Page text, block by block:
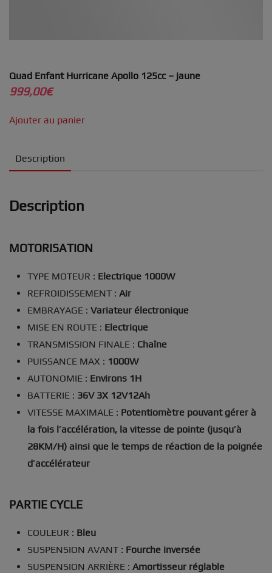
Quad Enfant Hurricane Apollo 125cc – jaune
999,00€
Ajouter au panier
Description
Description
MOTORISATION
TYPE MOTEUR : Electrique 1000W
REFROIDISSEMENT : Air
EMBRAYAGE : Variateur électronique
MISE EN ROUTE : Electrique
TRANSMISSION FINALE : Chaîne
PUISSANCE MAX : 1000W
AUTONOMIE : Environs 1H
BATTERIE : 36V 3X 12V12Ah
VITESSE MAXIMALE : Potentiomètre pouvant gérer à
la fois l’accélération, la vitesse de pointe (jusqu’à
28KM/H) ainsi que le temps de réaction de la poignée
d’accélérateur
PARTIE CYCLE
COULEUR : Bleu
SUSPENSION AVANT : Fourche inversée
SUSPENSION ARRIÈRE : Amortisseur réglable